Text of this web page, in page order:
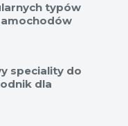
typów
speciality do
dla